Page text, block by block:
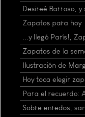
Desireé Barroso,
Zapatos para hoy
...y llegó París!,
Zapatos de la
Ilustración de
Hoy toca elegir
Para el recuerdo:
Sobre enredos,